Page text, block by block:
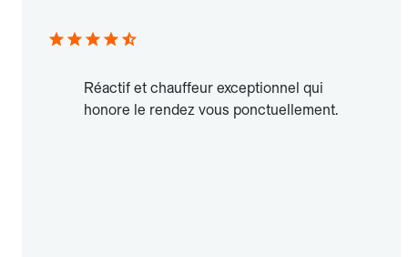
Réactif et chauffeur exceptionnel qui
honore le rendez vous ponctuellement.